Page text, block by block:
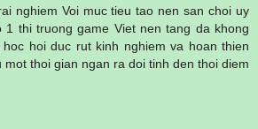
nghiem Voi muc tieu tao nen san choi uy
1 thi truong game Viet nen tang da khong
hoi duc rut kinh nghiem va hoan thien
mot thoi gian ngan ra doi tinh den thoi diem